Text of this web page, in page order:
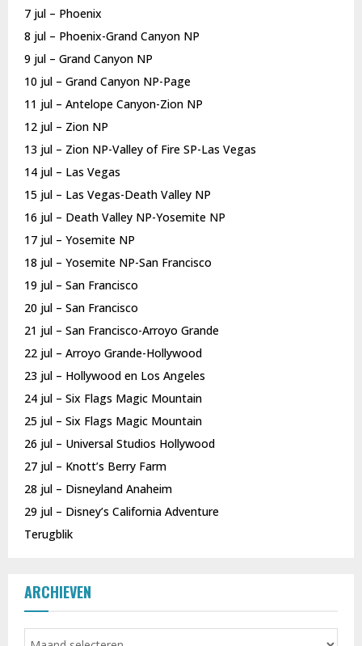
7 jul – Phoenix
8 jul – Phoenix-Grand Canyon NP
9 jul – Grand Canyon NP
10 jul – Grand Canyon NP-Page
11 jul – Antelope Canyon-Zion NP
12 jul – Zion NP
13 jul – Zion NP-Valley of Fire SP-Las Vegas
14 jul – Las Vegas
15 jul – Las Vegas-Death Valley NP
16 jul – Death Valley NP-Yosemite NP
17 jul – Yosemite NP
18 jul – Yosemite NP-San Francisco
19 jul – San Francisco
20 jul – San Francisco
21 jul – San Francisco-Arroyo Grande
22 jul – Arroyo Grande-Hollywood
23 jul – Hollywood en Los Angeles
24 jul – Six Flags Magic Mountain
25 jul – Six Flags Magic Mountain
26 jul – Universal Studios Hollywood
27 jul – Knott’s Berry Farm
28 jul – Disneyland Anaheim
29 jul – Disney’s California Adventure
Terugblik
ARCHIEVEN